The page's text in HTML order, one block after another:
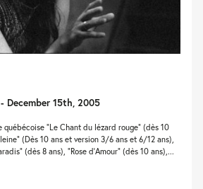
15th, 2005
“Le Chant du lézard rouge” (dès 10
(Dès 10 ans et version 3/6 ans et 6/12 ans),
(dès 8 ans), “Rose d’Amour” (dès 10 ans),...